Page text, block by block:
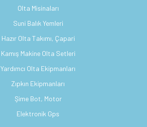
Olta Misinaları
Suni Balık Yemleri
Hazır Olta Takımı, Çapari
Kamış Makine Olta Setleri
Yardımcı Olta Ekipmanları
Zıpkın Ekipmanları
Şime Bot, Motor
Elektronik Gps